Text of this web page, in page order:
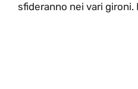
sfideranno nei vari gironi.